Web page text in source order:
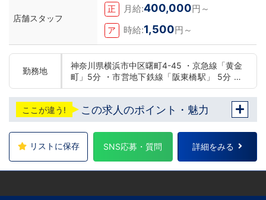
店舗スタッフ
正 月給:400,000円～
ア 時給:1,500円～
勤務地
神奈川県横浜市中区曙町4-45 ・京急線「黄金
町」5分 ・市営地下鉄線「阪東橋駅」 5分 ・
JR線「関内駅」15分
ここが違う! この求人のポイント・魅力
リストに保存 SNS応募・質問 詳細をみる